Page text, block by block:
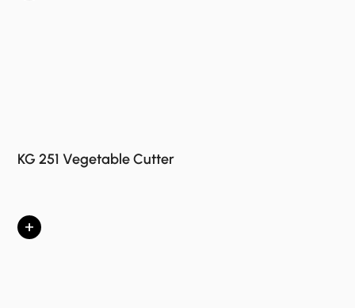
KG 251 Vegetable Cutter
+